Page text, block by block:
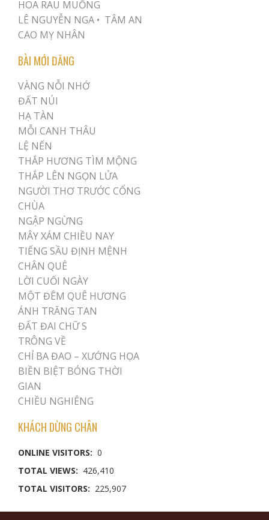
HOA RAU MUỐNG
LÊ NGUYỄN NGA • TÂM AN
CAO MỴ NHÂN
BÀI MỚI ĐĂNG
VÀNG NỖI NHỚ
ĐẤT NÚI
HẠ TÀN
MỖI CANH THÂU
LỆ NẾN
THẮP HƯƠNG TÌM MỘNG
THẮP LÊN NGỌN LỬA
NGƯỜI THƠ TRƯỚC CỔNG
CHÙA
NGẬP NGỪNG
MÂY XÁM CHIỀU NAY
TIẾNG SẦU ĐỊNH MỆNH
CHÂN QUÊ
LỜI CUỐI NGÀY
MỘT ĐÊM QUÊ HƯƠNG
ÁNH TRĂNG TAN
ĐẤT ĐAI CHỮ S
TRÔNG VỀ
CHỈ BA ĐAO – XƯỚNG HỌA
BIỀN BIỆT BÓNG THỜI
GIAN
CHIỀU NGHIÊNG
KHÁCH DỪNG CHÂN
ONLINE VISITORS: 0
TOTAL VIEWS: 426,410
TOTAL VISITORS: 225,907